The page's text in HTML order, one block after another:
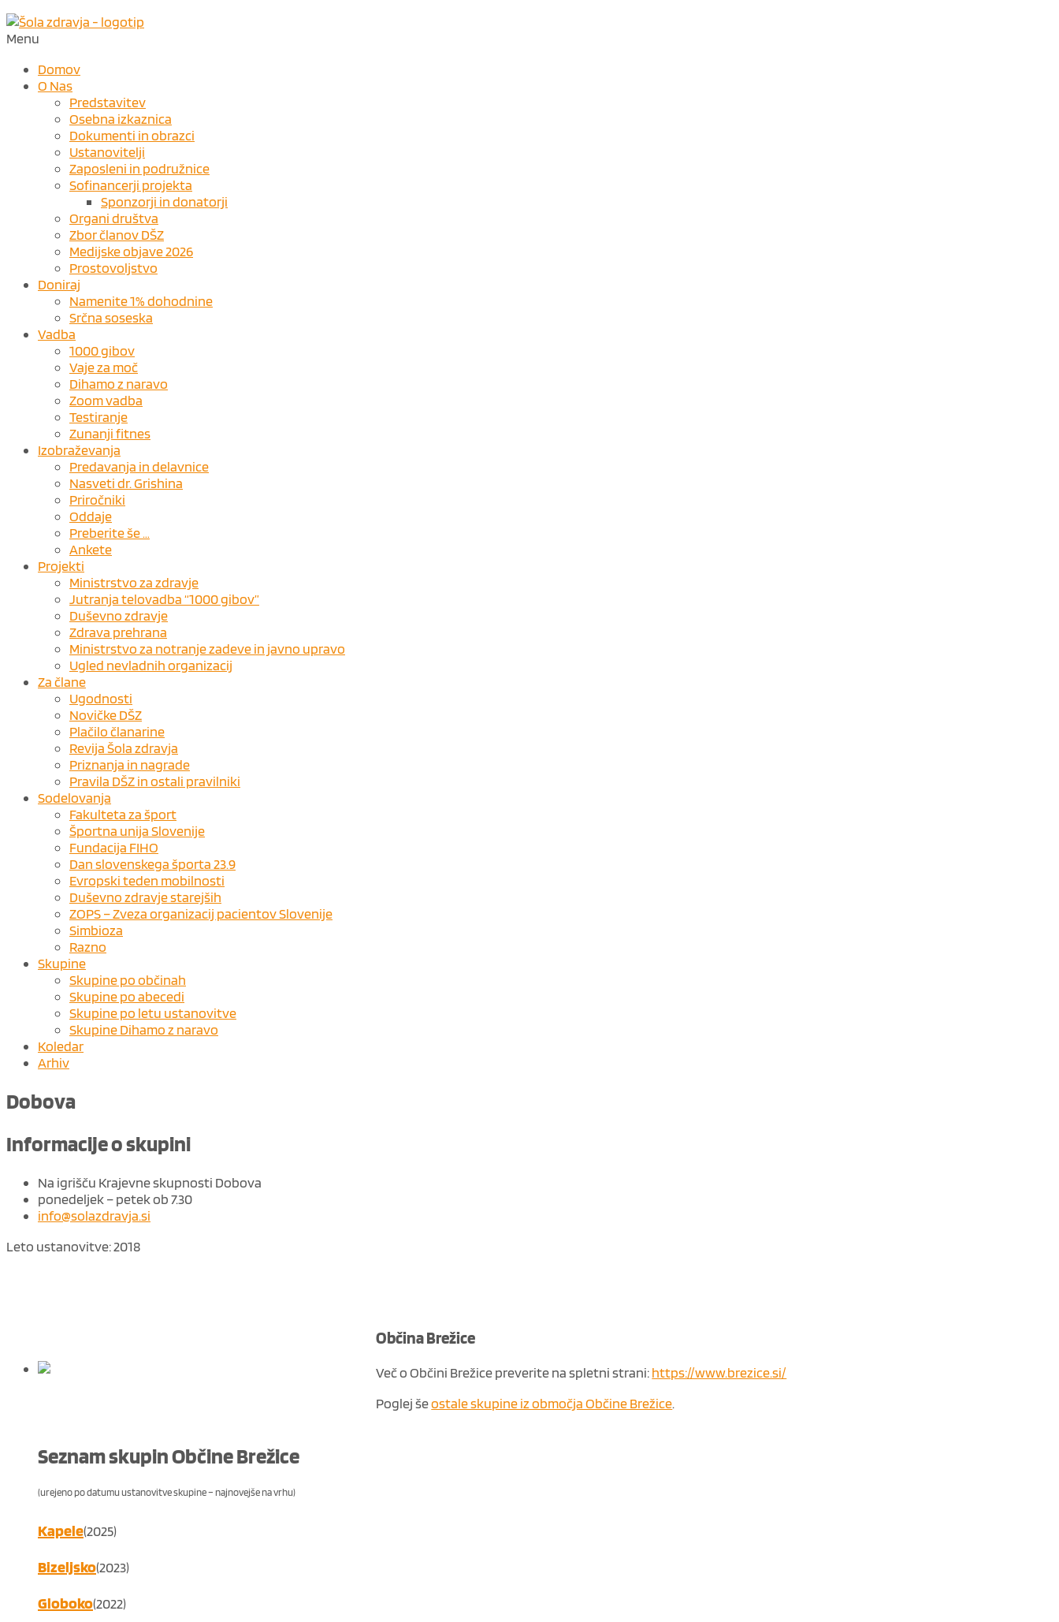
Menu
Domov
O Nas
Predstavitev
Osebna izkaznica
Dokumenti in obrazci
Ustanovitelji
Zaposleni in podružnice
Sofinancerji projekta
Sponzorji in donatorji
Organi društva
Zbor članov DŠZ
Medijske objave 2026
Prostovoljstvo
Doniraj
Namenite 1% dohodnine
Srčna soseska
Vadba
1000 gibov
Vaje za moč
Dihamo z naravo
Zoom vadba
Testiranje
Zunanji fitnes
Izobraževanja
Predavanja in delavnice
Nasveti dr. Grishina
Priročniki
Oddaje
Preberite še …
Ankete
Projekti
Ministrstvo za zdravje
Jutranja telovadba “1000 gibov”
Duševno zdravje
Zdrava prehrana
Ministrstvo za notranje zadeve in javno upravo
Ugled nevladnih organizacij
Za člane
Ugodnosti
Novičke DŠZ
Plačilo članarine
Revija Šola zdravja
Priznanja in nagrade
Pravila DŠZ in ostali pravilniki
Sodelovanja
Fakulteta za šport
Športna unija Slovenije
Fundacija FIHO
Dan slovenskega športa 23.9
Evropski teden mobilnosti
Duševno zdravje starejših
ZOPS – Zveza organizacij pacientov Slovenije
Simbioza
Razno
Skupine
Skupine po občinah
Skupine po abecedi
Skupine po letu ustanovitve
Skupine Dihamo z naravo
Koledar
Arhiv
Dobova
Informacije o skupini
Na igrišču Krajevne skupnosti Dobova
ponedeljek – petek ob 7.30
info@solazdravja.si
Leto ustanovitve: 2018
Občina Brežice
Več o Občini Brežice preverite na spletni strani:https://www.brezice.si/
Poglej šeostale skupine iz območja Občine Brežice.
Seznam skupin Občine Brežice
(urejeno po datumu ustanovitve skupine – najnovejše na vrhu)
Kapele(2025)
Bizeljsko(2023)
Globoko(2022)